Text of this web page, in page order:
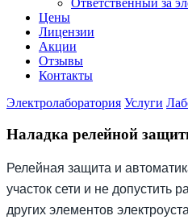
Ответственный за
Цены
Лицензии
Акции
Отзывы
Контакты
Электролаборатория Услуги
Наладка релейной
Релейная защита и
участок сети и не допустить
других элементов